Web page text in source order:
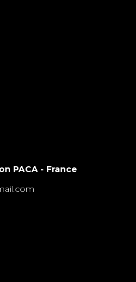
PACA - France